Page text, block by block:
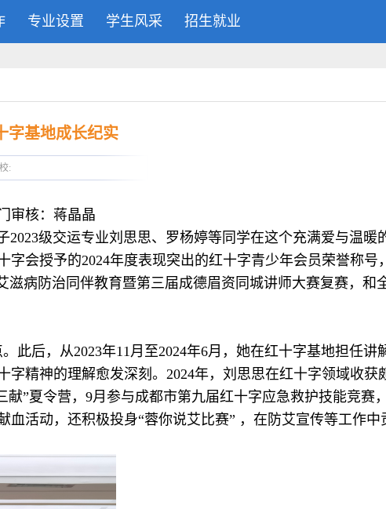
专业设置 学生风采 招生就业
基地成长纪实
:
审核：蒋晶晶
级交运专业刘思思、罗杨婷等同学在这个充满爱与温暖
会授予的2024年度表现突出的红十字青少年会员荣誉称号
病防治同伴教育暨第三届成德眉资同城讲师大赛复赛，和
后，从2023年11月至2024年6月，她在红十字基地担任讲
精神的理解愈发深刻。2024年，刘思思在红十字领域收获
”夏令营，9月参与成都市第九届红十字应急救护技能竞赛
活动，还积极投身“蓉你说艾比赛” ，在防艾宣传等工作中